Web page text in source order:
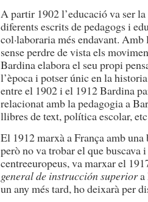
A partir 1902 l’educació va ser
diferents escrits de pedagogs i
col·laboraria més endavant.
sense perdre de vista els
Bardina elabora el seu propi
l’època i potser únic en la
entre el 1902 i el 1912 Bardina
relacionat amb la pedagogia a
llibres de text, política escolar,
El 1912 marxà a França amb
però no va trobar el que buscava
centreeuropeus, va marxar el
general de instrucción superiora
un any més tard, ho deixarà per